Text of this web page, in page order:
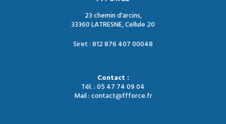
23 chemin d'arcins,
33360 LATRESNE, Cellule 20
Siret : 812 876 407 00048
Contact :
Tél. : 05 47 74 09 04
Mail : contact@ffforce.fr